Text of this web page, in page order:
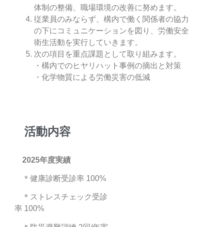
体制の整備、職場環境の改善に努めます。
従業員のみならず、構内で働く関係者の協力
の下にコミュニケーションを図り、労働安全
衛生活動を実行していきます。
次の項目を重点課題として取り組みます。
・構内でのヒヤリハット事例の摘出と対策
・化学物質による労働災害の低減
活動内容
2025年度実績
＊健康診断受診率 100%
＊ストレスチェック受診
率 100%